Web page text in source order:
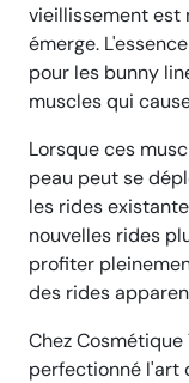
vieillissement est
émerge.
pour les bunny
muscles qui
Lorsque ces
peau peut se
les rides
nouvelles rides
profiter
des rides
Chez
perfectionné l'art